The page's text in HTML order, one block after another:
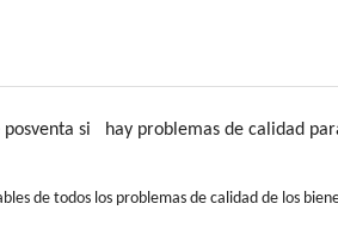
si hay problemas de calidad
de todos los problemas de calidad de los